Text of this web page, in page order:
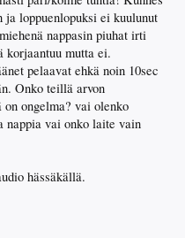
loppuenlopuksi ei kuulunut
nappasin piuhat irti
korjaantuu mutta ei.
pelaavat ehkä noin 10sec
Onko teillä arvon
ongelma? vai olenko
nappia vai onko laite vain
hässäkällä.